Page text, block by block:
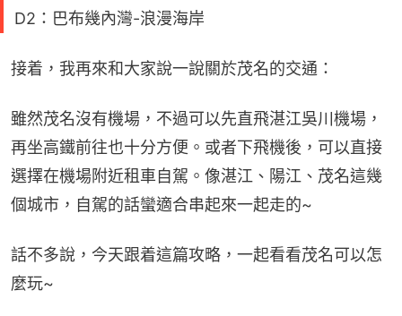
D2：巴布幾內灣-浪漫海岸
接着，我再來和大家說一說關於茂名的交通：
雖然茂名沒有機場，不過可以先直飛湛江吳川機場，
再坐高鐵前往也十分方便。或者下飛機後，可以直接
選擇在機場附近租車自駕。像湛江、陽江、茂名這幾
個城市，自駕的話蠻適合串起來一起走的~
話不多說，今天跟着這篇攻略，一起看看茂名可以怎
麼玩~